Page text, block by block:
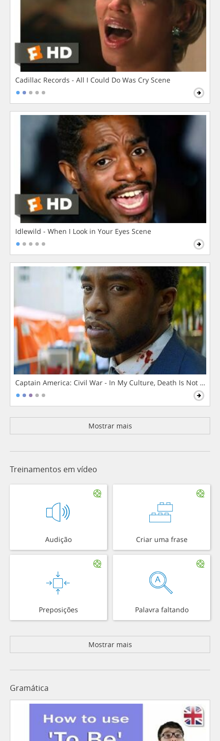
Cadillac Records - All I Could Do Was Cry Scene
Idlewild - When I Look in Your Eyes Scene
Captain America: Civil War - In My Culture, Death Is Not The
Mostrar mais
Treinamentos em vídeo
Audição Criar uma frase
Preposições Palavra faltando
Mostrar mais
Gramática